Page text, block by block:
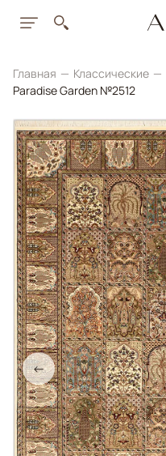
Главная Классические
Paradise Garden №2512
←